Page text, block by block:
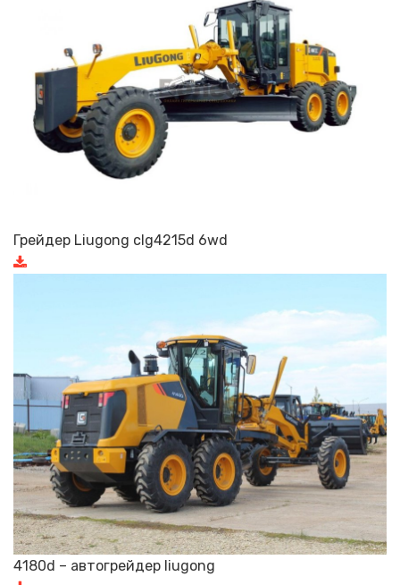
Грейдер Liugong clg4215d 6wd
4180d – автогрейдер liugong